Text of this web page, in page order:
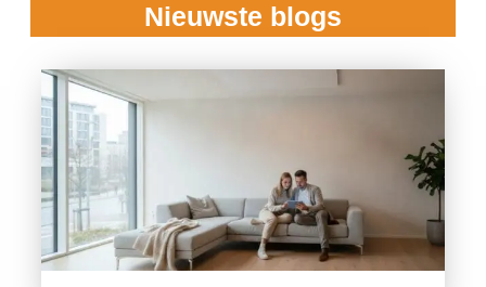
Nieuwste blogs